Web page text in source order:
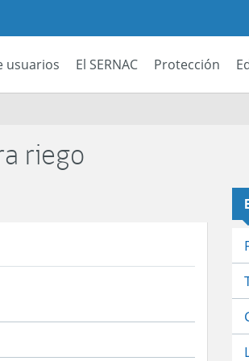
usuarios El SERNAC Protección
riego